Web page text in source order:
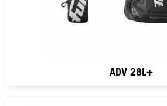
ADV 28L+